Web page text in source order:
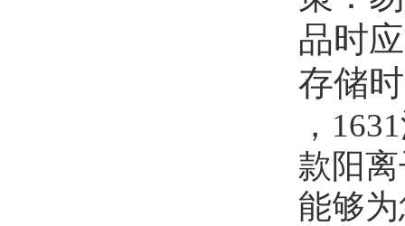
品时
存储
，
款阳
能够